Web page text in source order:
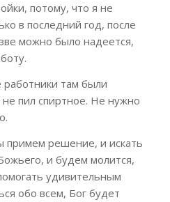
потому, что я не
в последний год, после
можно было надеется,
там были
пил спиртное. Не нужно
примем решение, и искать
и будем молится,
удивительным
обо всем, Бог будет